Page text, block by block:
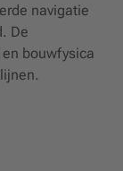
navigatie
De
bouwfysica